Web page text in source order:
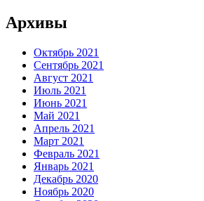
Архивы
Октябрь 2021
Сентябрь 2021
Август 2021
Июль 2021
Июнь 2021
Май 2021
Апрель 2021
Март 2021
Февраль 2021
Январь 2021
Декабрь 2020
Ноябрь 2020